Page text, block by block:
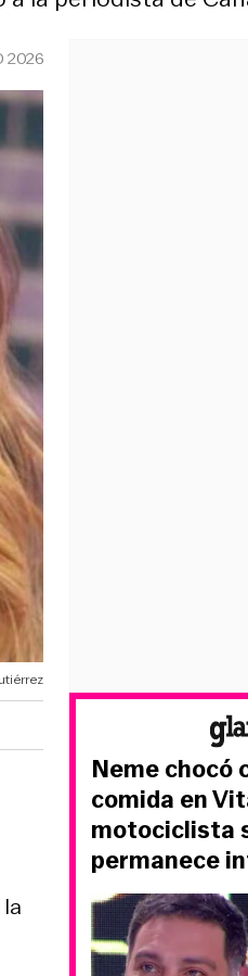
2026
Neme chocó
comida en
motociclista
permanece